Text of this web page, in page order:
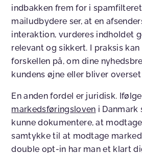
indbakken frem for i
mailudbydere ser, at en
interaktion, vurderes indholdet
relevant og sikkert. I praksis
forskellen på, om dine
kundens øjne eller bliver
En anden fordel er juridisk. Ifølge
markedsføringsloven i Danmark
kunne dokumentere, at
samtykke til at modtage
double opt-in har man et klart